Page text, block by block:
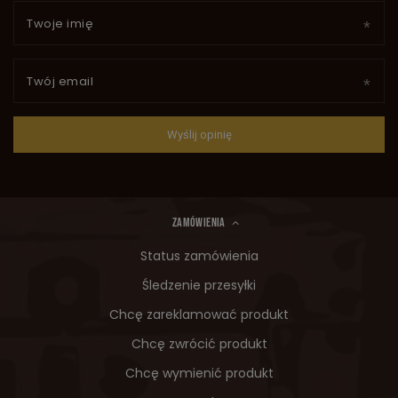
Twoje imię
Twój email
Wyślij opinię
ZAMÓWIENIA
Status zamówienia
Śledzenie przesyłki
Chcę zareklamować produkt
Chcę zwrócić produkt
Chcę wymienić produkt